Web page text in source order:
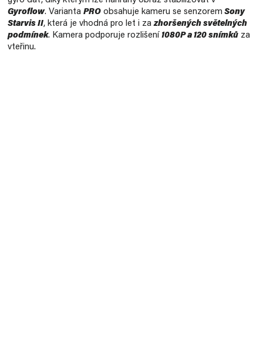
Gyroflow. Varianta PRO obsahuje kameru se senzorem Sony
Starvis II, která je vhodná pro let i zazhoršených světelných
podmínek. Kamera podporuje rozlišení 1080P a 120 snímků za
vteřinu.